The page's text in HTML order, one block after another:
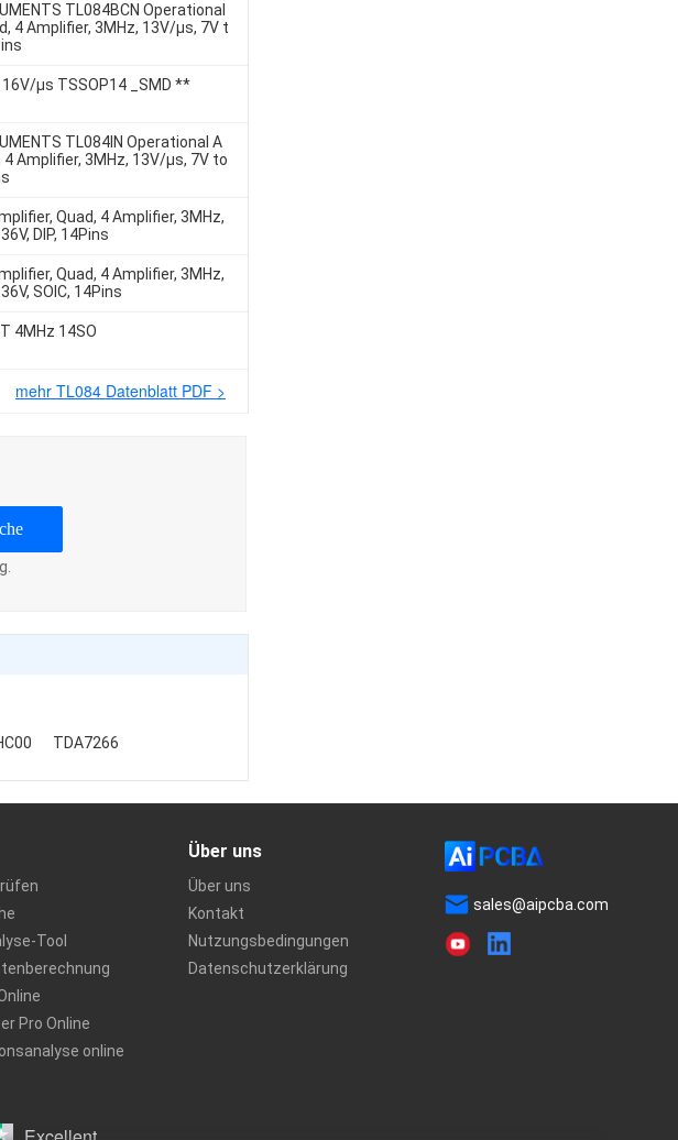
TL084BCN Operational
4 Amplifier, 3MHz, 13V/µs, 7V t
µs TSSOP14 _SMD **
TL084IN Operational A
4 Amplifier, 3MHz, 13V/µs, 7V to
Quad, 4 Amplifier, 3MHz,
DIP, 14Pins
Quad, 4 Amplifier, 3MHz,
SOIC, 14Pins
4MHz 14SO
mehr TL084 Datenblatt PDF >
TDA7266
Tool
Pro Online
online
Über uns
Über uns
Kontakt
Nutzungsbedingungen
Datenschutzerklärung
sales@aipcba.com